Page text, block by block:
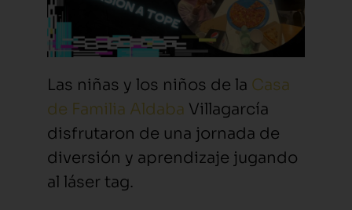
Las niñas y los niños de la Casa
de Familia Aldaba Villagarcía
disfrutaron de una jornada de
diversión y aprendizaje jugando
al láser tag.